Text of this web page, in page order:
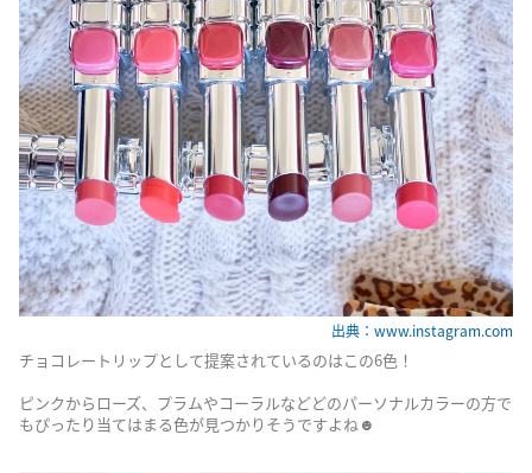
出典：www.instagram.com
チョコレートリップとして提案されているのはこの6色！
ピンクからローズ、プラムやコーラルなどどのパーソナルカラーの方で
もぴったり当てはまる色が見つかりそうですよね☻